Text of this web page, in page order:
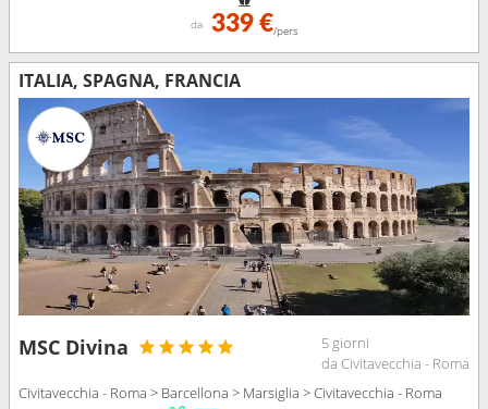
da 339 €/pers
ITALIA, SPAGNA, FRANCIA
MSC Divina
5 giorni
da Civitavecchia - Roma
Civitavecchia - Roma > Barcellona > Marsiglia > Civitavecchia - Roma